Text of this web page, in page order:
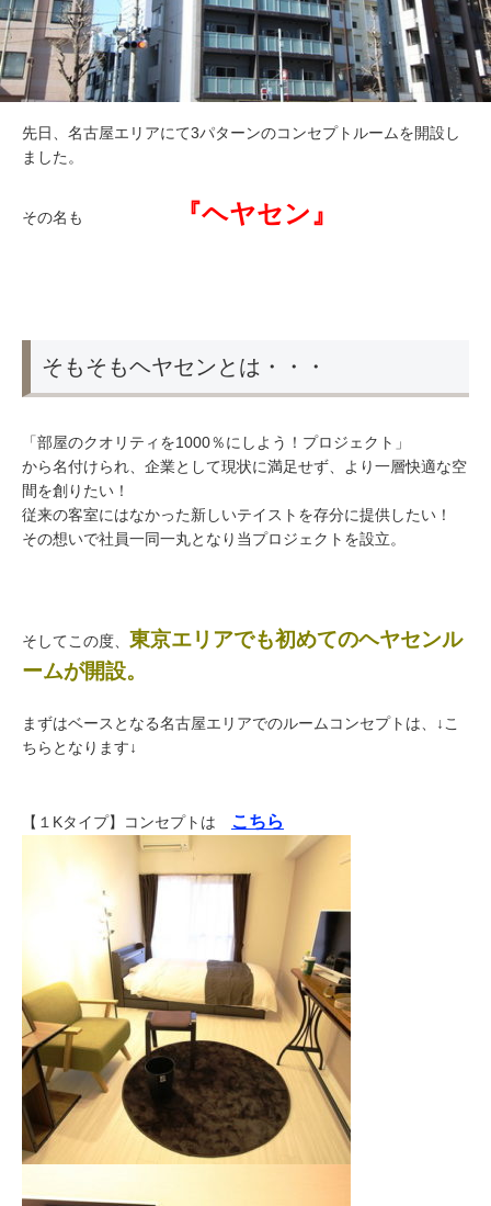
先日、名古屋エリアにて3パターンのコンセプトルームを開設し
ました。
その名も 『ヘヤセン』
そもそもヘヤセンとは・・・
「部屋のクオリティを1000％にしよう！プロジェクト」
から名付けられ、企業として現状に満足せず、より一層快適な空
間を創りたい！
従来の客室にはなかった新しいテイストを存分に提供したい！
その想いで社員一同一丸となり当プロジェクトを設立。
そしてこの度、 東京エリアでも初めてのヘヤセンル
ームが開設。
まずはベースとなる名古屋エリアでのルームコンセプトは、 ↓ こ
ちらとなります↓
【１Kタイプ】コンセプトは こちら